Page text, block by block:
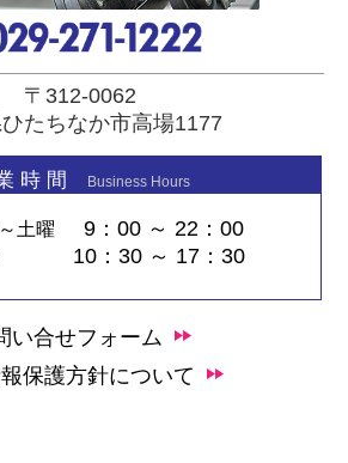
〒312-0062
たちなか市高場1177
時 間 Business Hours
～土曜 9：00 ～ 22：00
曜 10：30 ～ 17：30
い合せフォーム
保護方針について